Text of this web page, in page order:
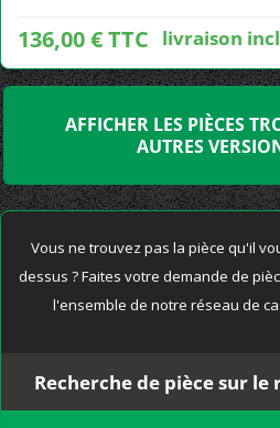
136,00 € TTC livraison
AFFICHER LES PIÈCES
AUTRES
Vous ne trouvez pas la pièce qu'il
dessus ? Faites votre demande de
l'ensemble de notre réseau de
Recherche de pièce sur le